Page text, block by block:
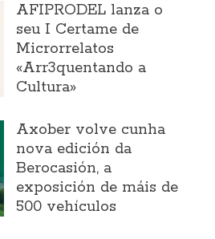
AFIPRODEL lanza o
seu I Certame de
Microrrelatos
«Arr3quentando a
Cultura»
Axober volve cunha
nova edición da
Berocasión, a
exposición de máis de
500 vehículos